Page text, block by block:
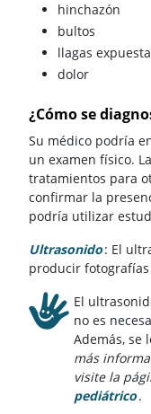
hinchazón
bultos
llagas
dolor
¿Cómo se
Su médico podría
un examen físico.
tratamientos para
confirmar la
podría utilizar
Ultrasonido: El
producir
El
no es
Además, se
más
visite la
pediátrico.